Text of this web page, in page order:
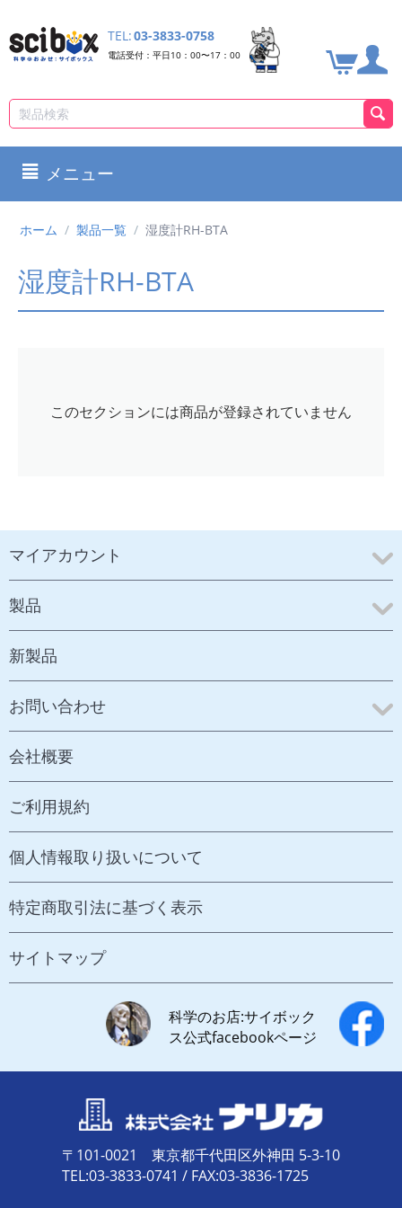
TEL:03-3833-0758
電話受付：平日10：00〜17：00
メニュー
ホーム / 製品一覧 / 湿度計RH-BTA
湿度計RH-BTA
このセクションには商品が登録されていません
マイアカウント
製品
新製品
お問い合わせ
会社概要
ご利用規約
個人情報取り扱いについて
特定商取引法に基づく表示
サイトマップ
科学のお店:サイボック
ス公式facebookページ
〒101-0021 東京都千代田区外神田 5-3-10
TEL:03-3833-0741 / FAX:03-3836-1725